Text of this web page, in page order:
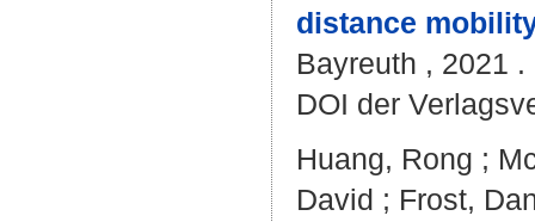
distance
Bayreuth , 2021 .
DOI der
Huang, Rong ;
David ; Frost,